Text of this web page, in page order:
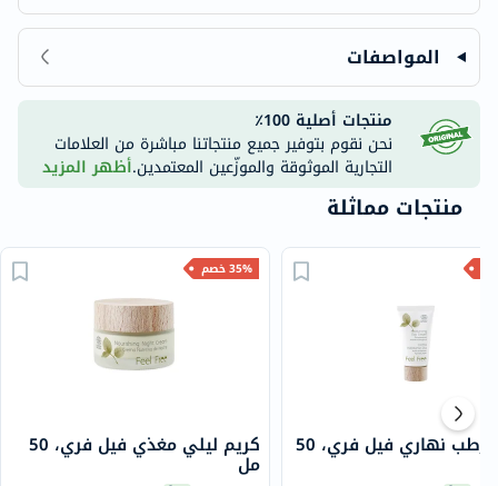
المواصفات
منتجات أصلية 100٪
نحن نقوم بتوفير جميع منتجاتنا مباشرة من العلامات
التجارية الموثوقة والموزّعين المعتمدين.أظهر المزيد
منتجات مماثلة
35% خصم
كريم ليلي مغذي فيل فري، 50
مل
كريم مرطب نهاري فيل فري، 50